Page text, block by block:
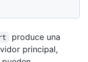
produce una
principal,